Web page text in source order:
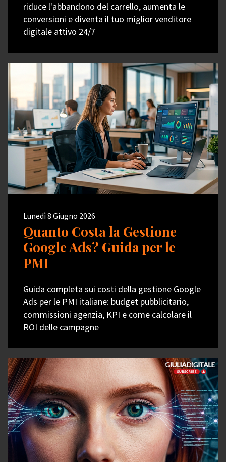
riduce l'abbandono del carrello, aumenta le
conversioni e diventa il tuo miglior venditore
digitale attivo 24/7
Lunedì 8 Giugno 2026
Quanto Costa la Gestione
Google Ads? Guida per le
PMI
Guida completa sui costi della gestione Google
Ads per le PMI italiane: budget pubblicitario,
commissioni agenzia, KPI e come calcolare il
ROI delle campagne